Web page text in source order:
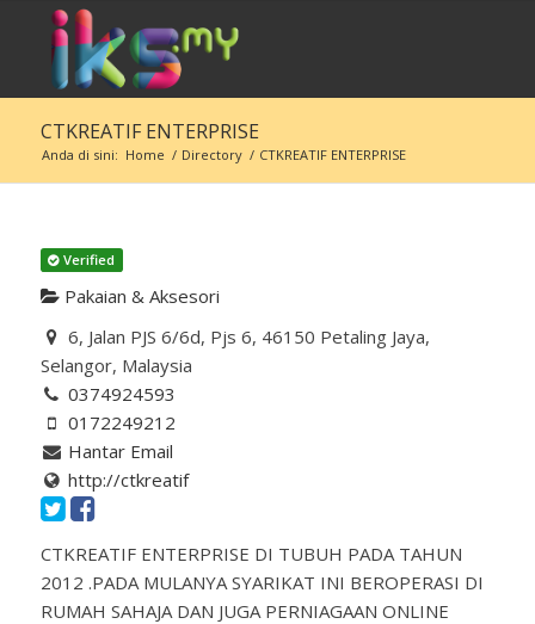
CTKREATIF ENTERPRISE
Anda di sini: Home / Directory / CTKREATIF ENTERPRISE
Verified
Pakaian & Aksesori
6, Jalan PJS 6/6d, Pjs 6, 46150 Petaling Jaya,
Selangor, Malaysia
0374924593
0172249212
Hantar Email
http://ctkreatif
CTKREATIF ENTERPRISE DI TUBUH PADA TAHUN
2012 .PADA MULANYA SYARIKAT INI BEROPERASI DI
RUMAH SAHAJA DAN JUGA PERNIAGAAN ONLINE